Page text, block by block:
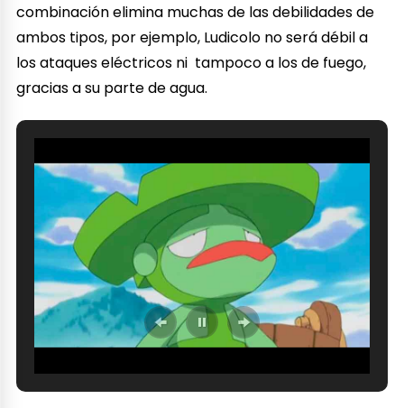
combinación elimina muchas de las debilidades de
ambos tipos, por ejemplo, Ludicolo no será débil a
los ataques eléctricos ni tampoco a los de fuego,
gracias a su parte de agua.